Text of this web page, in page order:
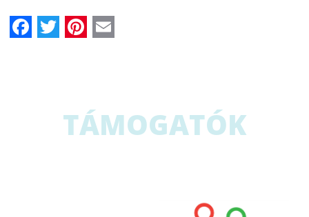
Facebook
TwitterPinterest
TÁMOGATÓK